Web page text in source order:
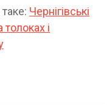
Чернігівські
і